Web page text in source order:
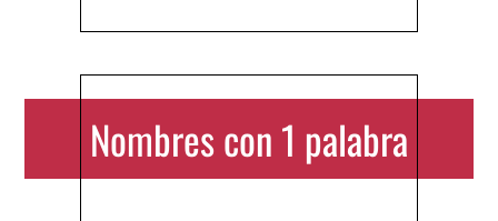
Nombres con 1 palabra